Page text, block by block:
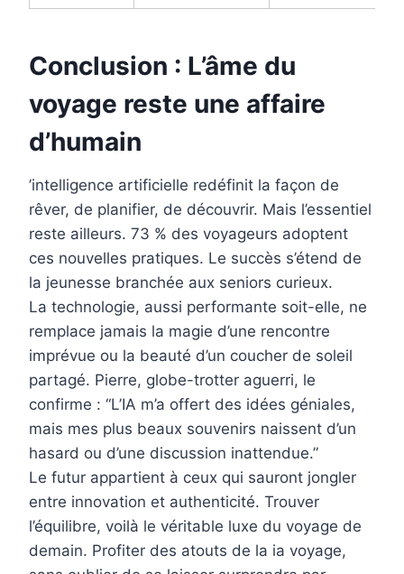
Conclusion : L’âme du
voyage reste une affaire
d’humain
’intelligence artificielle redéfinit la façon de
rêver, de planifier, de découvrir. Mais l’essentiel
reste ailleurs. 73 % des voyageurs adoptent
ces nouvelles pratiques. Le succès s’étend de
la jeunesse branchée aux seniors curieux.
La technologie, aussi performante soit-elle, ne
remplace jamais la magie d’une rencontre
imprévue ou la beauté d’un coucher de soleil
partagé. Pierre, globe-trotter aguerri, le
confirme : “L’IA m’a offert des idées géniales,
mais mes plus beaux souvenirs naissent d’un
hasard ou d’une discussion inattendue.”
Le futur appartient à ceux qui sauront jongler
entre innovation et authenticité. Trouver
l’équilibre, voilà le véritable luxe du voyage de
demain. Profiter des atouts de la ia voyage,